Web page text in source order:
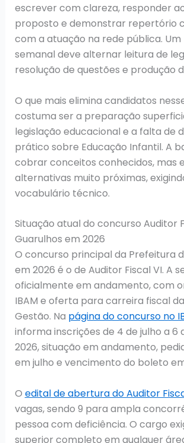
escrever com clareza, responder
proposto e demonstrar repertório
com a atuação na rede pública.
semanal deve alternar leitura de
resolução de questões e produção
O que mais elimina candidatos
costuma ser a preparação
legislação educacional e a falta de
prático sobre Educação Infantil. A
cobrar conceitos conhecidos, mas
alternativas muito próximas,
vocabulário técnico.
Situação atual do concurso Auditor
Guarulhos em 2026
O concurso principal da Prefeitura
em 2026 é o de Auditor Fiscal VI. A
oficialmente em andamento, com
IBAM e oferta para carreira fiscal
Gestão. Na página do concurso no
informa inscrições de 4 de julho a 6
2026, situação em andamento,
em julho e vencimento do boleto
O edital de abertura do Auditor
vagas, sendo 9 para ampla
pessoa com deficiência. O cargo
superior completo em qualquer